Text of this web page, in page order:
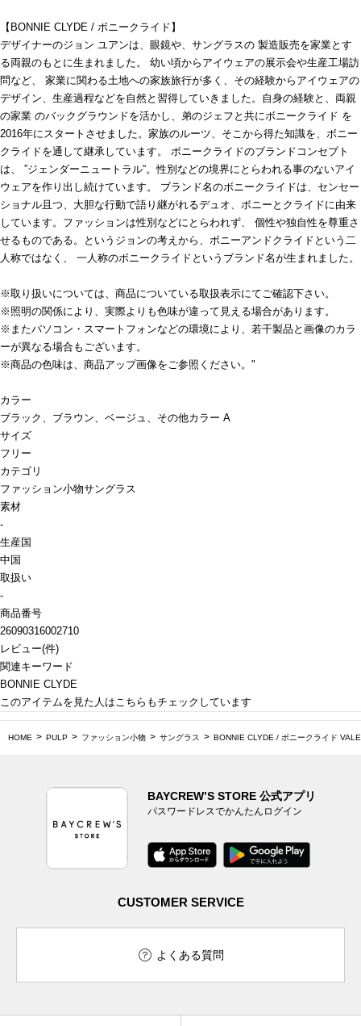
【BONNIE CLYDE / ボニークライド】
デザイナーのジョン ユアンは、眼鏡や、サングラスの 製造販売を家業とす
る両親のもとに生まれました。 幼い頃からアイウェアの展示会や生産工場訪
問など、 家業に関わる土地への家族旅行が多く、その経験からアイウェアの
デザイン、生産過程などを自然と習得していきました。自身の経験と、両親
の家業 のバックグラウンドを活かし、弟のジェフと共にボニークライド を
2016年にスタートさせました。家族のルーツ、そこから得た知識を、ボニー
クライドを通して継承しています。 ボニークライドのブランドコンセプト
は、 ”ジェンダーニュートラル“。性別などの境界にとらわれる事のないアイ
ウェアを作り出し続けています。 ブランド名のボニークライドは、センセー
ショナル且つ、大胆な行動で語り継がれるデュオ、ボニーとクライドに由来
しています。ファッションは性別などにとらわれず、 個性や独自性を尊重さ
せるものである。というジョンの考えから、ボニーアンドクライドという二
人称ではなく、 一人称のボニークライドというブランド名が生まれました。
※取り扱いについては、商品についている取扱表示にてご確認下さい。
※照明の関係により、実際よりも色味が違って見える場合があります。
※またパソコン・スマートフォンなどの環境により、若干製品と画像のカラ
ーが異なる場合もございます。
※商品の色味は、商品アップ画像をご参照ください。"
カラー
ブラック、ブラウン、ベージュ、その他カラー A
サイズ
フリー
カテゴリ
ファッション小物サングラス
素材
-
生産国
中国
取扱い
-
商品番号
26090316002710
レビュー(件)
関連キーワード
BONNIE CLYDE
このアイテムを見た人はこちらもチェックしています
HOME PULP ファッション小物 サングラス BONNIE CLYDE / ボニークライド
BAYCREW’S STORE 公式アプリ
パスワードレスでかんたんログイン
CUSTOMER SERVICE
よくある質問